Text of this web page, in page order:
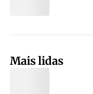
Mais lidas